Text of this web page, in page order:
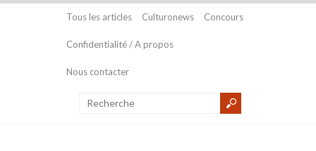
Tous les articles Culturonews Concours
Confidentialité / A propos
Nous contacter